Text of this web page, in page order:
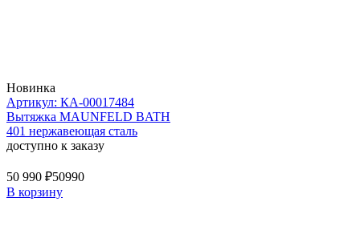
Новинка
Артикул: КА-00017484
Вытяжка MAUNFELD BATH
401 нержавеющая сталь
доступно к заказу
50 990 ₽50990
В корзину